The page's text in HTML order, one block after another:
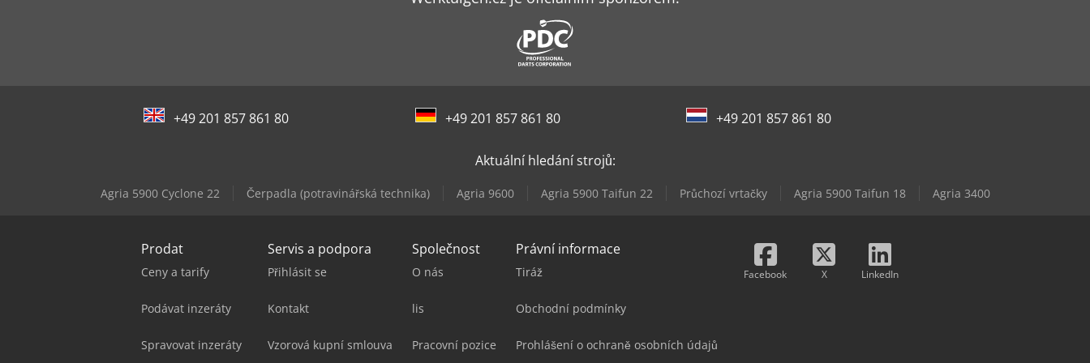
+49 201 857 861 80 +49 201 857 861 80 +49 201 857 861 80
Aktuální hledání strojů:
Agria 5900 Cyclone 22 Čerpadla (potravinářská technika) Agria 9600 Agria 5900 Taifun 22 Průchozí vrtačky Agria 5900 Taifun 18 Agria 3400
Prodat
Ceny a tarify
Podávat inzeráty
Spravovat inzeráty
Servis a podpora
Přihlásit se
Kontakt
Vzorová kupní smlouva
Společnost
O nás
lis
Pracovní pozice
Právní informace
Tiráž
Obchodní podmínky
Prohlášení o ochraně osobních údajů
Facebook X LinkedIn